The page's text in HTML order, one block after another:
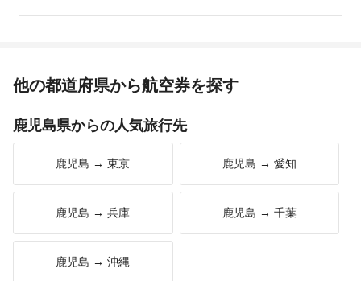
他の都道府県から航空券を探す
鹿児島県からの人気旅行先
鹿児島 → 東京 鹿児島 → 愛知
鹿児島 → 兵庫 鹿児島 → 千葉
鹿児島 → 沖縄